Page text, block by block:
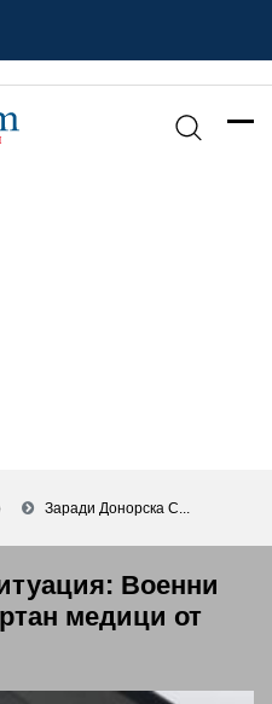
Заради Донорска С...
Военни
медици от